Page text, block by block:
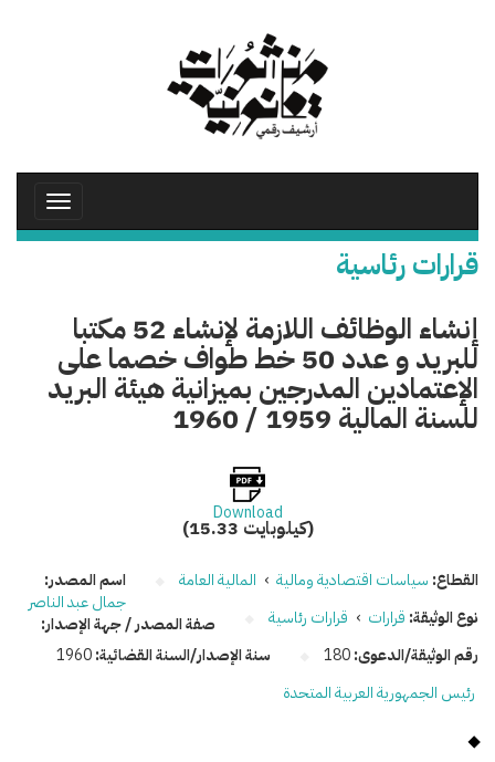
Toggle
قرارات رئاسية
إنشاء الوظائف اللازمة لإنشاء 52 مكتبا
للبريد و عدد 50 خط طواف خصما على
الإعتمادين المدرجين بميزانية هيئة البريد
للسنة المالية 1959 / 1960
Download
(15.33 كيلوبايت)
القطاع: سياسات اقتصادية ومالية › المالية العامة
نوع الوثيقة: قرارات › قرارات رئاسية
رقم الوثيقة/الدعوى:180 سنة الإصدار/السنة القضائية:1960
اسم المصدر:
جمال عبد الناصر
صفة المصدر / جهة الإصدار:
رئيس الجمهورية العربية المتحدة